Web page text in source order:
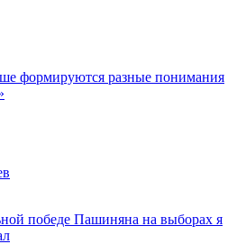
формируются разные понимания
победе Пашиняна на выборах я